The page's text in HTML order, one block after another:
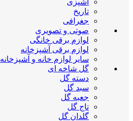
آشپزی
تاریخ
جغرافی
صوتی و تصویری
لوازم برقی خانگی
لوازم برقی آشپزخانه
سایر لوازم خانه و آشپزخانه
گل شاخه ای
دسته گل
سبد گل
جعبه گل
تاج گل
گلدان گل